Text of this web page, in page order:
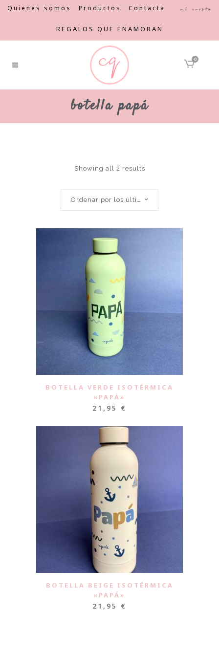
Quienes somos Productos Contacta Mi cuenta
REGALOS QUE ENAMORAN
0
botella papá
Showing all 2 results
Ordenar por los últimos
BOTELLA VERDE ISOTÉRMICA
«PAPÁ»
21,95 €
BOTELLA BEIGE ISOTÉRMICA
«PAPÁ»
21,95 €